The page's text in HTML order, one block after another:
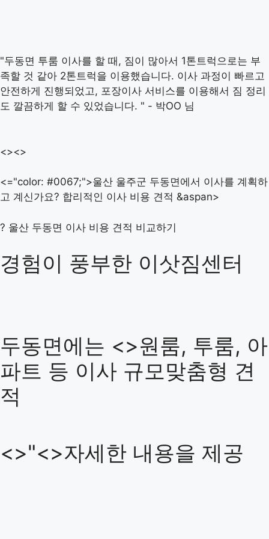
"두동면 투룸 이사를 할 때, 짐이 많아서 1톤트럭으로는 부
족할 것 같아 2톤트럭을 이용했습니다. 이사 과정이 빠르고
안전하게 진행되었고, 포장이사 서비스를 이용해서 짐 정리
도 깔끔하게 할 수 있었습니다. " - 박OO 님
<><>
<="color: #0067;">울산 울주군 두동면에서 이사를 계획하
고 계신가요? 합리적인 이사 비용 견적 &aspan>
? 울산 두동면 이사 비용 견적 비교하기
경험이 풍부한 이삿짐센터
두동면에는 <>원룸, 투룸, 아
파트 등 이사 규모맞춤형 견
적
<>"<>자세한 내용을 제공